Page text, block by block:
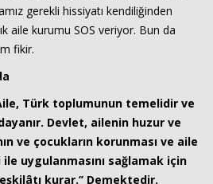
gerekli hissiyatı kendiliğinden
aile kurumu SOS veriyor. Bun da
fikir.
Türk toplumunun temelidir ve
Devlet, ailenin huzur ve
ve çocukların korunması ve aile
uygulanmasını sağlamak için
kurar.’’ Demektedir.